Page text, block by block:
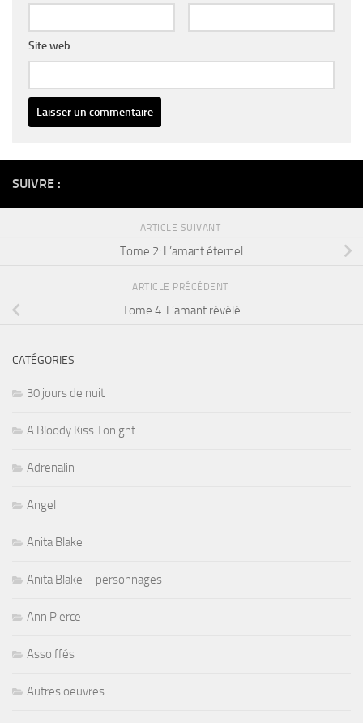
Site web
SUIVRE :
ARTICLE SUIVANT
Tome 2: L’amant éternel
ARTICLE PRÉCÉDENT
Tome 4: L’amant révélé
CATÉGORIES
30 jours de nuit
A Bloody Kiss Tonight
Adrenalin
Angel
Anita Blake
Anita Blake – personnages
Ann Pierce
Assoiffés
Autres oeuvres